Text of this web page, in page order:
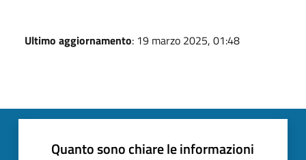
Ultimo aggiornamento: 19 marzo 2025, 01:48
Quanto sono chiare le informazioni